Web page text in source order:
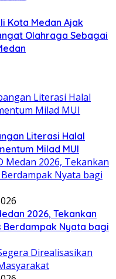
Kota Medan Ajak
Olahraga Sebagai
Literasi Halal
Milad MUI
2026, Tekankan
Berdampak Nyata bagi